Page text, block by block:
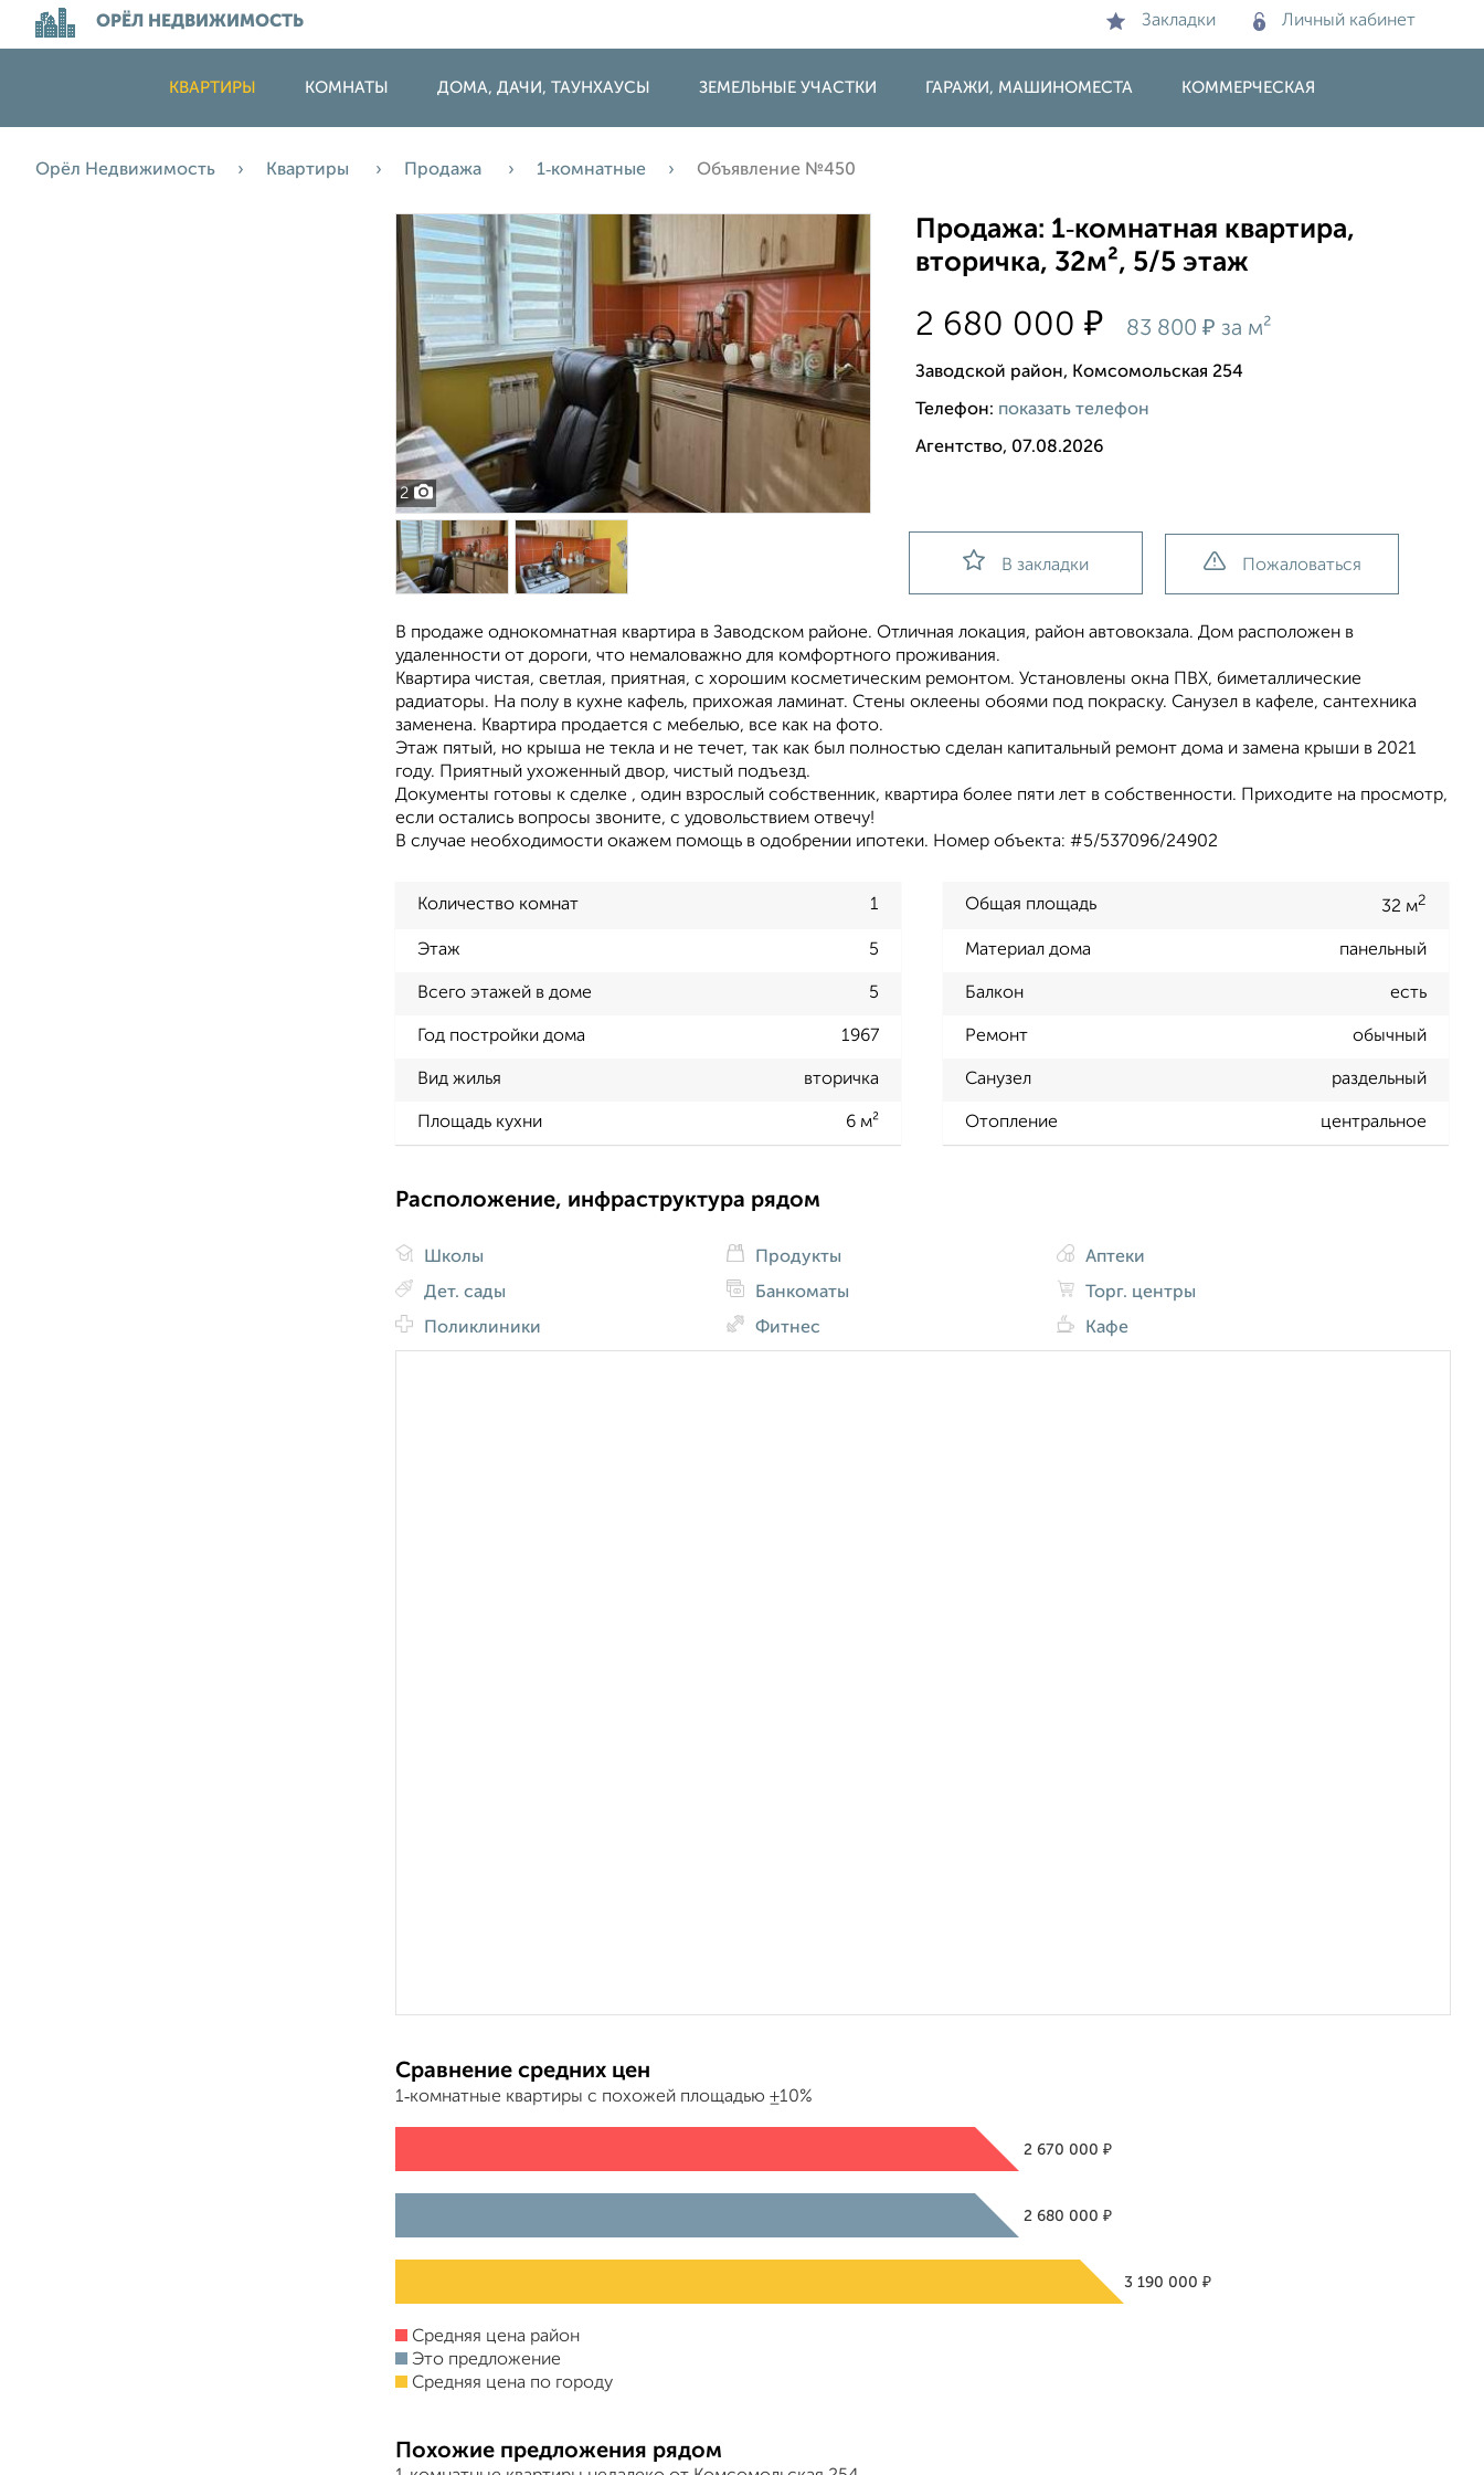
ОРЁЛ НЕДВИЖИМОСТЬ Закладки Личный кабинет
КВАРТИРЫ КОМНАТЫ ДОМА, ДАЧИ, ТАУНХАУСЫ ЗЕМЕЛЬНЫЕ УЧАСТКИ ГАРАЖИ, МАШИНОМЕСТА КОММЕРЧЕСКАЯ
Орёл Недвижимость Квартиры Продажа 1‑комнатные Объявление №450
2
Продажа: 1‑комнатная квартира,
вторичка, 32м², 5/5 этаж
2 680 000₽ 83 800₽ за м²
Заводской район, Комсомольская 254
Телефон: показать телефон
Агентство, 07.08.2026
В закладки Пожаловаться
В продаже однокомнатная квартира в Заводском районе. Отличная локация, район автовокзала. Дом расположен в
удаленности от дороги, что немаловажно для комфортного проживания.
Квартира чистая, светлая, приятная, с хорошим косметическим ремонтом. Установлены окна ПВХ, биметаллические
радиаторы. На полу в кухне кафель, прихожая ламинат. Стены оклеены обоями под покраску. Санузел в кафеле, сантехника
заменена. Квартира продается с мебелью, все как на фото.
Этаж пятый, но крыша не текла и не течет, так как был полностью сделан капитальный ремонт дома и замена крыши в 2021
году. Приятный ухоженный двор, чистый подъезд.
Документы готовы к сделке , один взрослый собственник, квартира более пяти лет в собственности. Приходите на просмотр,
если остались вопросы звоните, с удовольствием отвечу!
В случае необходимости окажем помощь в одобрении ипотеки. Номер объекта: #5/537096/24902
Количество комнат 1 Общая площадь 32 м2
Этаж 5 Материал дома панельный
Всего этажей в доме 5 Балкон есть
Год постройки дома 1967 Ремонт обычный
Вид жилья вторичка Санузел раздельный
Площадь кухни 6 м² Отопление центральное
Расположение, инфраструктура рядом
Школы
Дет. сады
Поликлиники
Продукты
Банкоматы
Фитнес
Аптеки
Торг. центры
Кафе
Сравнение средних цен
1‑комнатные квартиры с похожей площадью ±10%
2 670 000 ₽
2 680 000 ₽
3 190 000₽
Средняя цена район
Это предложение
Средняя цена по городу
Похожие предложения рядом